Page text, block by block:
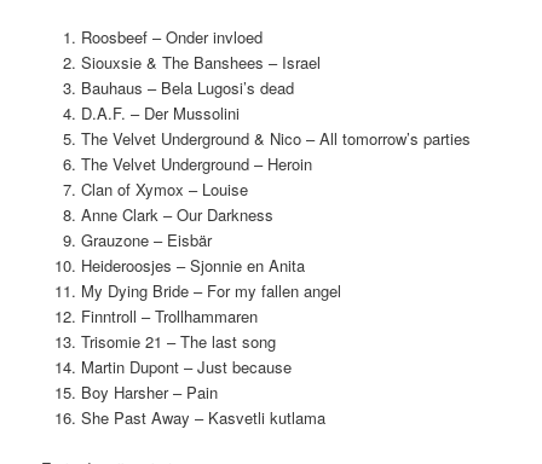
Roosbeef – Onder invloed
Siouxsie & The Banshees – Israel
Bauhaus – Bela Lugosi’s dead
D.A.F. – Der Mussolini
The Velvet Underground & Nico – All tomorrow’s parties
The Velvet Underground – Heroin
Clan of Xymox – Louise
Anne Clark – Our Darkness
Grauzone – Eisbär
Heideroosjes – Sjonnie en Anita
My Dying Bride – For my fallen angel
Finntroll – Trollhammaren
Trisomie 21 – The last song
Martin Dupont – Just because
Boy Harsher – Pain
She Past Away – Kasvetli kutlama